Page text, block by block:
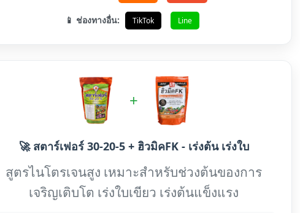
📱 ช่องทางอื่น: TikTok Line
+
🚀 สตาร์เฟอร์ 30-20-5 + ฮิวมิคFK - เร่งต้น เร่งใบ
สูตรไนโตรเจนสูง เหมาะสำหรับช่วงต้นของการ
เจริญเติบโต เร่งใบเขียว เร่งต้นแข็งแรง